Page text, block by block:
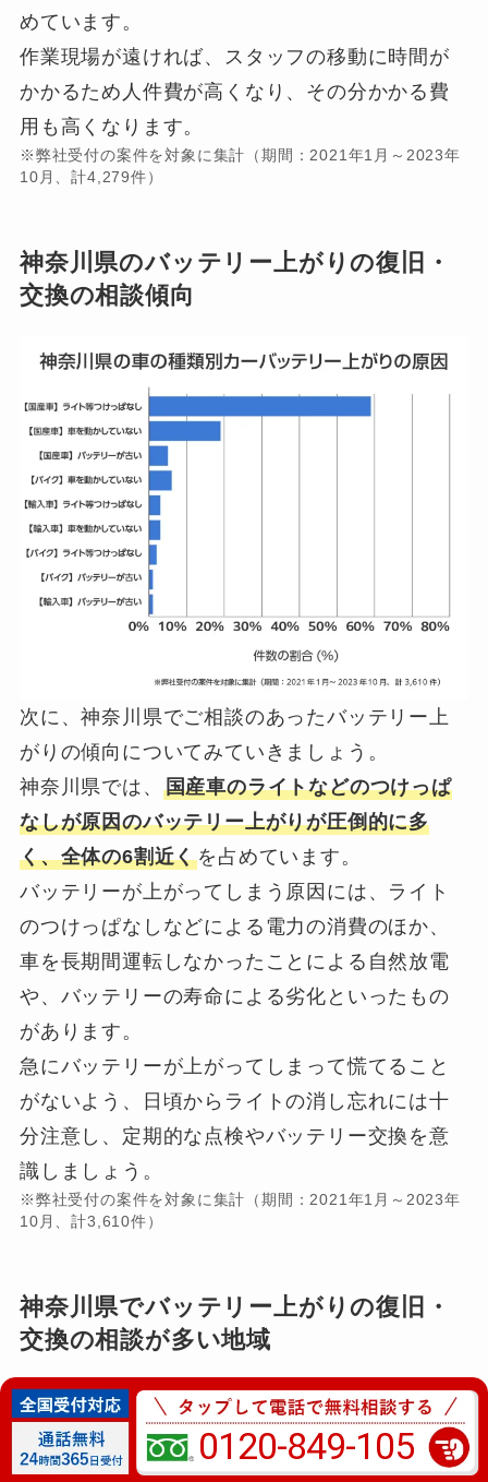
めています。
作業現場が遠ければ、スタッフの移動に時間が
かかるため人件費が高くなり、その分かかる費
用も高くなります。
※弊社受付の案件を対象に集計（期間：2021年1月～2023年
10月、計4,279件）
神奈川県のバッテリー上がりの復旧・
交換の相談傾向
次に、神奈川県でご相談のあったバッテリー上
がりの傾向についてみていきましょう。
神奈川県では、 国産車のライトなどのつけっぱ
なしが原因のバッテリー上がりが圧倒的に多
く、全体の6割近くを占めています。
バッテリーが上がってしまう原因には、ライト
のつけっぱなしなどによる電力の消費のほか、
車を長期間運転しなかったことによる自然放電
や、バッテリーの寿命による劣化といったもの
があります。
急にバッテリーが上がってしまって慌てること
がないよう、日頃からライトの消し忘れには十
分注意し、定期的な点検やバッテリー交換を意
識しましょう。
※弊社受付の案件を対象に集計（期間：2021年1月～2023年
10月、計3,610件）
神奈川県でバッテリー上がりの復旧・
交換の相談が多い地域
0120-849-105